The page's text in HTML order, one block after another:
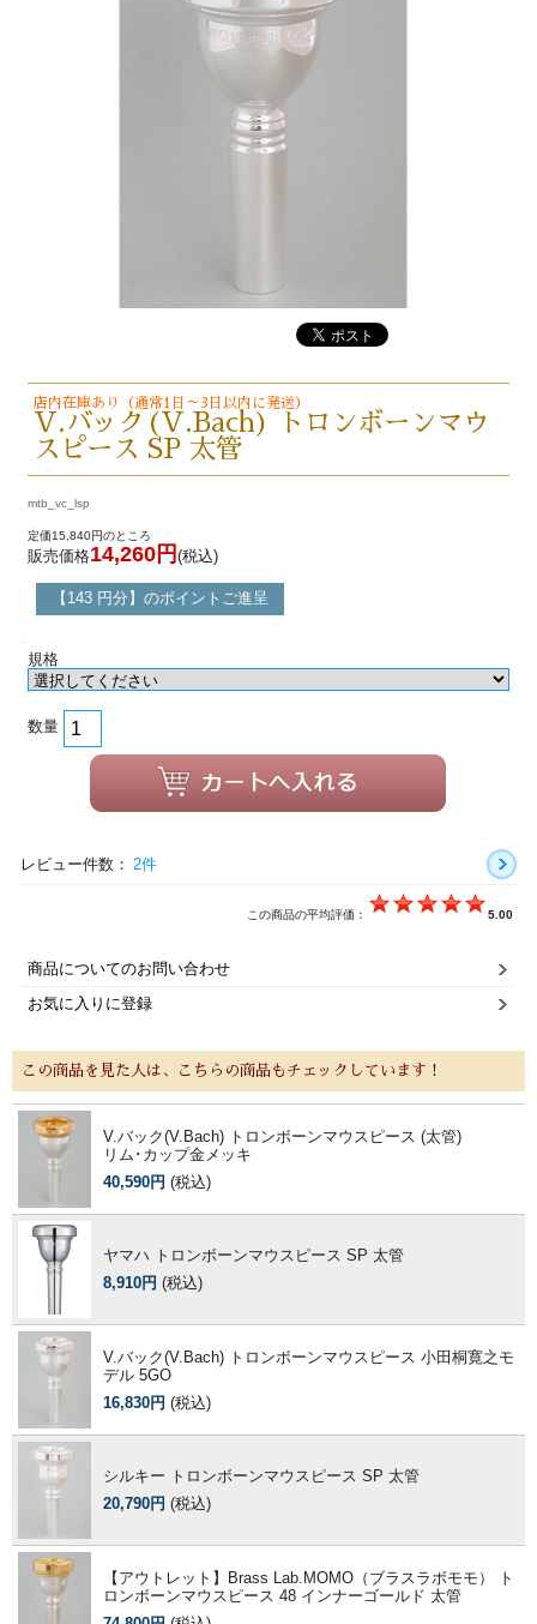
店内在庫あり（通常1日～3日以内に発送）
V.バック(V.Bach) トロンボーンマウ
スピース SP 太管
mtb_vc_lsp
定価15,840円のところ
販売価格14,260円 (税込)
【143 円分】のポイントご進呈
規格
数量
レビュー件数： 2件
この商品の平均評価： 5.00
商品についてのお問い合わせ
お気に入りに登録
この商品を見た人は、こちらの商品もチェックしています！
V.バック(V.Bach) トロンボーンマウスピース (太管)
リム･カップ金メッキ
40,590円 (税込)
ヤマハ トロンボーンマウスピース SP 太管
8,910円 (税込)
V.バック(V.Bach) トロンボーンマウスピース 小田桐寛之モ
デル 5GO
16,830円 (税込)
シルキー トロンボーンマウスピース SP 太管
20,790円 (税込)
【アウトレット】Brass Lab.MOMO（ブラスラボモモ） ト
ロンボーンマウスピース 48 インナーゴールド 太管